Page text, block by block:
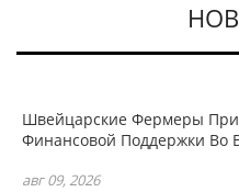
Швейцарские Фермеры
Финансовой Поддержки Во
авг 09, 2026